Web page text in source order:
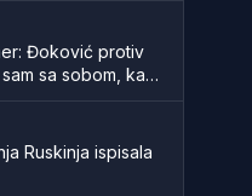
Đoković protiv
sa sobom, kao
Ruskinja ispisala